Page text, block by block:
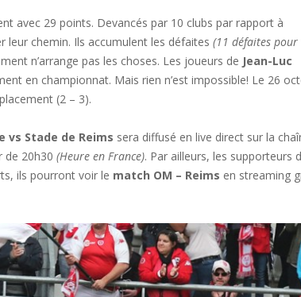
avec 29 points. Devancés par 10 clubs par rapport à
chemin. Ils accumulent les défaites (11 défaites pour
n’arrange pas les choses. Les joueurs de Jean-Luc
en championnat. Mais rien n’est impossible! Le 26
(2 – 3).
vs Stade de Reims sera diffusé en live direct sur la
de 20h30 (Heure en France). Par ailleurs, les supporteurs
ils pourront voir le match OM – Reims en streaming